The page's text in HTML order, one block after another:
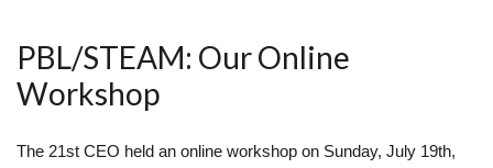
PBL/STEAM: Our Online
Workshop
The 21st CEO held an online workshop on Sunday, July 19th,